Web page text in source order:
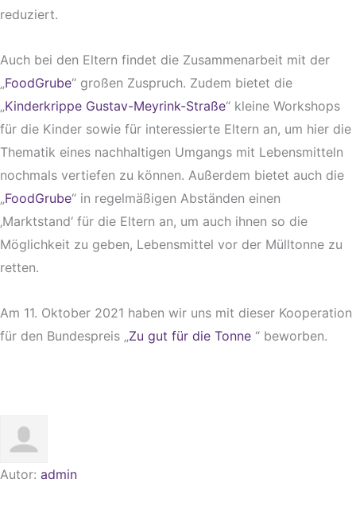
reduziert.
Auch bei den Eltern findet die Zusammenarbeit mit der
„FoodGrube“ großen Zuspruch. Zudem bietet die
„Kinderkrippe Gustav-Meyrink-Straße“ kleine Workshops
für die Kinder sowie für interessierte Eltern an, um hier die
Thematik eines nachhaltigen Umgangs mit Lebensmitteln
nochmals vertiefen zu können. Außerdem bietet auch die
„FoodGrube“ in regelmäßigen Abständen einen
‚Marktstand‘ für die Eltern an, um auch ihnen so die
Möglichkeit zu geben, Lebensmittel vor der Mülltonne zu
retten.
Am 11. Oktober 2021 haben wir uns mit dieser Kooperation
für den Bundespreis „Zu gut für die Tonne “ beworben.
Autor: admin